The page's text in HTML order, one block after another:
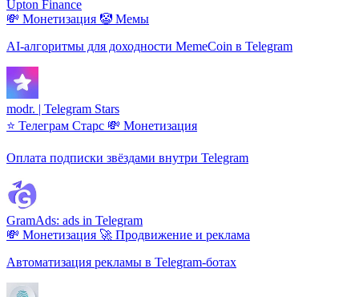
Upton Finance
💸 Монетизация 🤡 Мемы
AI-алгоритмы для доходности MemeCoin в Telegram
modr. | Telegram Stars
⭐ Телеграм Старс 💸 Монетизация
Оплата подписки звёздами внутри Telegram
GramAds: ads in Telegram
💸 Монетизация 🚀 Продвижение и реклама
Автоматизация рекламы в Telegram-ботах